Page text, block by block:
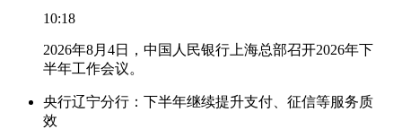
10:18
2026年8月4日，中国人民银行上海总部召开2026年下
半年工作会议。
央行辽宁分行：下半年继续提升支付、征信等服务质
效